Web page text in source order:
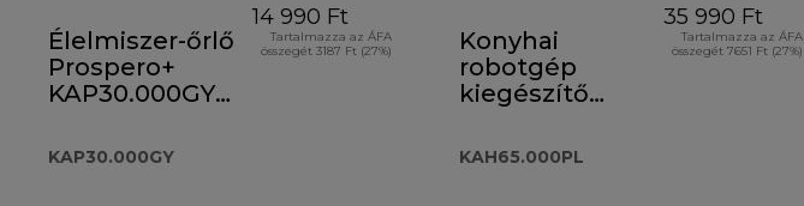
Élelmiszer-őrlő
Prospero+
KAP30.000GY
KAP30.000GY
14 990 Ft
Tartalmazza az ÁFA
összegét 3187 Ft (27%)
Konyhai
robotgép
kiegészítő
KAH65.000PL
35 990 Ft
Tartalmazza az ÁFA
összegét 7651 Ft (27%)